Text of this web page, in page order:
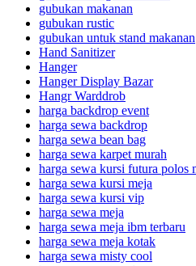
gubukan makanan
gubukan rustic
gubukan untuk stand makanan
Hand Sanitizer
Hanger
Hanger Display Bazar
Hangr Warddrob
harga backdrop event
harga sewa backdrop
harga sewa bean bag
harga sewa karpet murah
harga sewa kursi futura polos
harga sewa kursi meja
harga sewa kursi vip
harga sewa meja
harga sewa meja ibm terbaru
harga sewa meja kotak
harga sewa misty cool